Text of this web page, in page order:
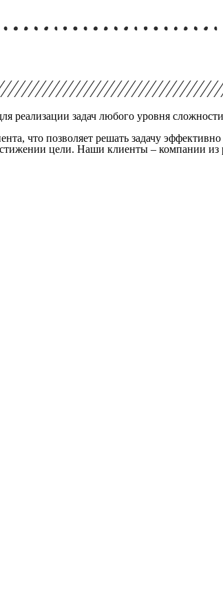
задач любого уровня
что позволяет решать задачу
цели. Наши клиенты – компании